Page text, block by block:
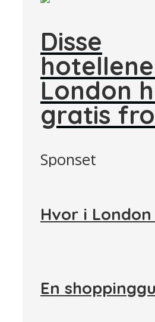
Disse
London
gratis
Sponset
Hvor i
En